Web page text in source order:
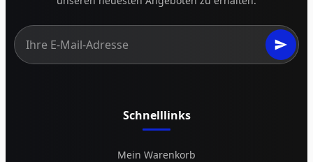
Schnelllinks
Mein Warenkorb